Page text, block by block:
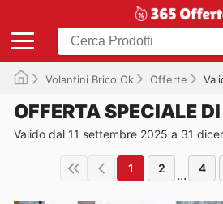
Volantini Brico Ok Offerte
OFFERTA SPECIALE
Valido dal 11 settembre 2025 a 31
1 2 ... 4